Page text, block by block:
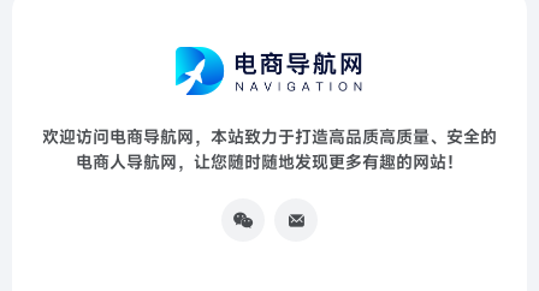
欢迎访问电商导航网，本站致力于打造高品质高质量、安全的
电商人导航网，让您随时随地发现更多有趣的网站！